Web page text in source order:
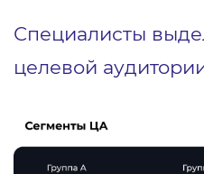
Специалисты
целевой